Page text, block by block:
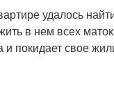
удалось
в нем всех
и покидает свое